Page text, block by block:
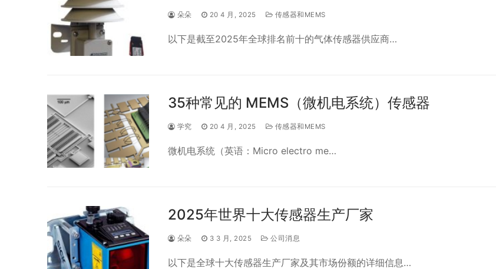
朵朵 20 4 月, 2025 传感器和MEMS
以下是截至2025年全球排名前十的气体传感器供应商…
35种常见的 MEMS（微机电系统）传感器
学究 20 4 月, 2025 传感器和MEMS
微机电系统（英语：Micro electro me…
2025年世界十大传感器生产厂家
朵朵 3 3 月, 2025 公司消息
以下是全球十大传感器生产厂家及其市场份额的详细信息…